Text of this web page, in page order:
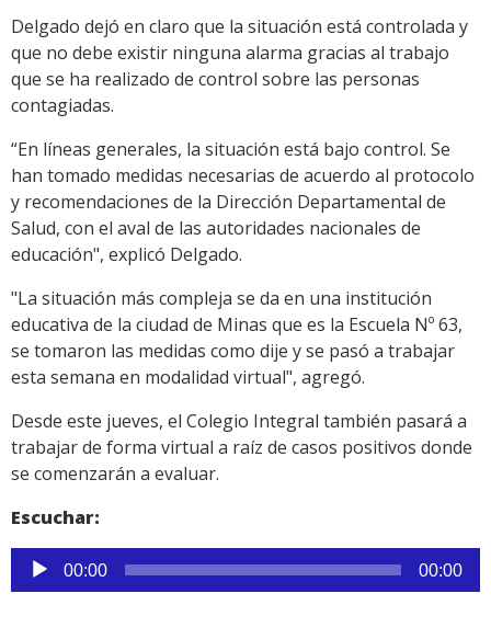
Delgado dejó en claro que la situación está controlada y
que no debe existir ninguna alarma gracias al trabajo
que se ha realizado de control sobre las personas
contagiadas.
“En líneas generales, la situación está bajo control. Se
han tomado medidas necesarias de acuerdo al protocolo
y recomendaciones de la Dirección Departamental de
Salud, con el aval de las autoridades nacionales de
educación", explicó Delgado.
"La situación más compleja se da en una institución
educativa de la ciudad de Minas que es la Escuela Nº 63,
se tomaron las medidas como dije y se pasó a trabajar
esta semana en modalidad virtual", agregó.
Desde este jueves, el Colegio Integral también pasará a
trabajar de forma virtual a raíz de casos positivos donde
se comenzarán a evaluar.
Escuchar:
Reproductor
de
00:00 00:00